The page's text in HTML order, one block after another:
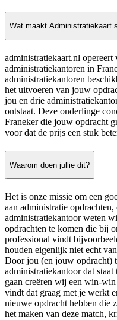
Wat maakt Administratiekaart
administratiekaart.nl
administratiekantoren in
administratiekantoren
het uitvoeren van jouw
jou en drie
ontstaat. Deze onderlinge
Franeker die jouw opdracht
voor dat de prijs een stuk
Waarom doen jullie dit?
Het is onze missie om een
aan administratie
administratiekantoor weten
opdrachten te komen die bij
professional vindt
houden eigenlijk niet echt
Door jou (en jouw opdracht)
administratiekantoor dat
gaan creëren wij een win-
vindt dat graag met je werkt
nieuwe opdracht hebben die
het maken van deze match,